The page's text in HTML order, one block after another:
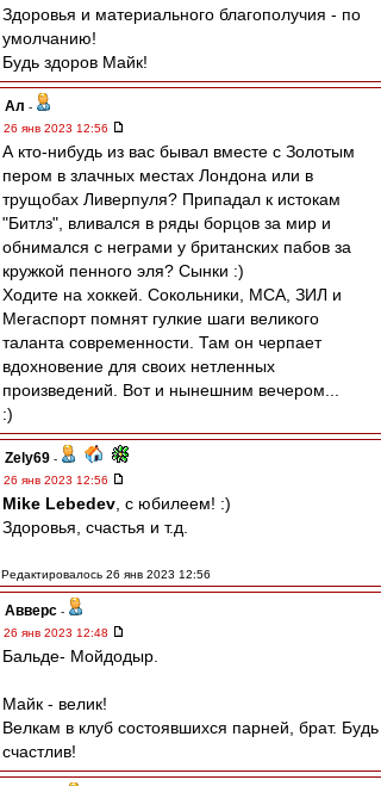
Здоровья и материального благополучия - по
умолчанию!
Будь здоров Майк!
Ал -
26 янв 2023 12:56
А кто-нибудь из вас бывал вместе с Золотым
пером в злачных местах Лондона или в
трущобах Ливерпуля? Припадал к истокам
"Битлз", вливался в ряды борцов за мир и
обнимался с неграми у британских пабов за
кружкой пенного эля? Сынки :)
Ходите на хоккей. Сокольники, МСА, ЗИЛ и
Мегаспорт помнят гулкие шаги великого
таланта современности. Там он черпает
вдохновение для своих нетленных
произведений. Вот и нынешним вечером...
:)
Zely69 -
26 янв 2023 12:56
Mike Lebedev , с юбилеем! :)
Здоровья, счастья и т.д.
Редактировалось 26 янв 2023 12:56
Авверс -
26 янв 2023 12:48
Бальде- Мойдодыр.
Майк - велик!
Велкам в клуб состоявшихся парней, брат. Будь
счастлив!